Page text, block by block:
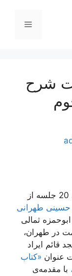
فهرست
شرح
شرح دعای ابوحمزه» حاصل 20 جلسه از
طهرانی
ثمالی
در طهران،
قائم ایراد
عنوان «کتاب
با مقدمه‌ی